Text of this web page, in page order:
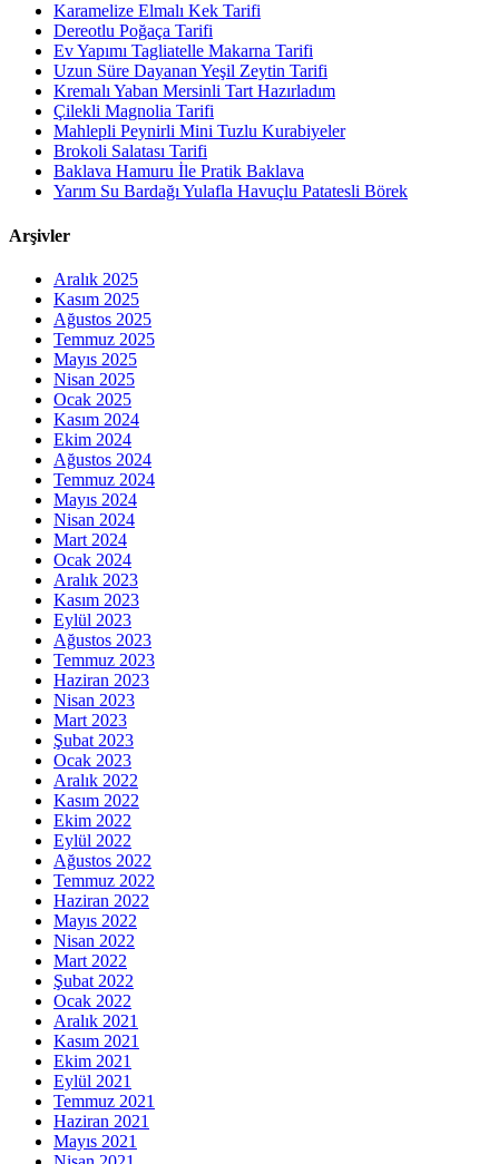
Karamelize Elmalı Kek Tarifi
Dereotlu Poğaça Tarifi
Ev Yapımı Tagliatelle Makarna Tarifi
Uzun Süre Dayanan Yeşil Zeytin Tarifi
Kremalı Yaban Mersinli Tart Hazırladım
Çilekli Magnolia Tarifi
Mahlepli Peynirli Mini Tuzlu Kurabiyeler
Brokoli Salatası Tarifi
Baklava Hamuru İle Pratik Baklava
Yarım Su Bardağı Yulafla Havuçlu Patatesli Börek
Arşivler
Aralık 2025
Kasım 2025
Ağustos 2025
Temmuz 2025
Mayıs 2025
Nisan 2025
Ocak 2025
Kasım 2024
Ekim 2024
Ağustos 2024
Temmuz 2024
Mayıs 2024
Nisan 2024
Mart 2024
Ocak 2024
Aralık 2023
Kasım 2023
Eylül 2023
Ağustos 2023
Temmuz 2023
Haziran 2023
Nisan 2023
Mart 2023
Şubat 2023
Ocak 2023
Aralık 2022
Kasım 2022
Ekim 2022
Eylül 2022
Ağustos 2022
Temmuz 2022
Haziran 2022
Mayıs 2022
Nisan 2022
Mart 2022
Şubat 2022
Ocak 2022
Aralık 2021
Kasım 2021
Ekim 2021
Eylül 2021
Temmuz 2021
Haziran 2021
Mayıs 2021